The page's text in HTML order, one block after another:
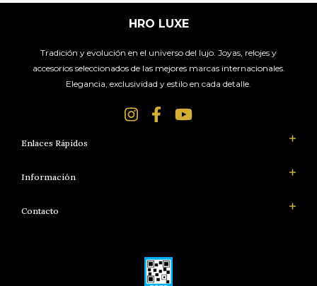
HRO LUXE
Tradición y evolución en el universo del lujo. Joyas, relojes y
accesorios seleccionados de las mejores marcas internacionales.
Elegancia, exclusividad y estilo en cada detalle.
Enlaces Rápidos
Información
Contacto